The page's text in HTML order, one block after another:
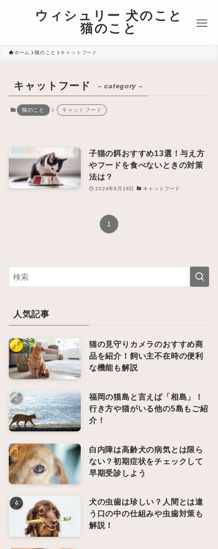
ウィシュリー 犬のこと
猫のこと
ホーム 猫のこと キャットフード
キャットフード – category –
猫のこと キャットフード
子猫の餌おすすめ13選！与え方
やフードを食べないときの対策
法は？
2024年8月28日 キャットフード
1
人気記事
猫の見守りカメラのおすすめ商
品を紹介！飼い主不在時の便利
な機能も解説
福岡の猫島と言えば「相島」！
行き方や猫がいる他の5島もご紹
介！
白内障は高齢犬の病気とは限ら
ない？初期症状をチェックして
早期受診しよう
犬の虫歯は珍しい？人間とは違
う口の中の仕組みや虫歯対策も
解説！